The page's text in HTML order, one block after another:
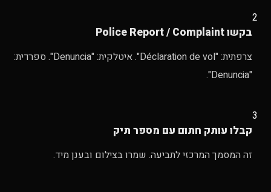
2
בקשו Police Report / Complaint
צרפתית: "Déclaration de vol". איטלקית: "Denuncia". ספרדית:
"Denuncia".
3
קבלו עותק חתום עם מספר תיק
זה המסמך המרכזי לתביעה. שמרו בצילום ובענן מיד.